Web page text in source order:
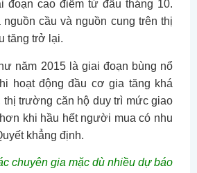
đoạn cao điểm từ đầu tháng 10.
cầu và nguồn cung trên thị
tăng trở lại.
năm 2015 là giai đoạn bùng nổ
hoạt động đầu cơ gia tăng khá
thị trường căn hộ duy trì mức giao
khi hầu hết người mua có nhu
khẳng định.
chuyên gia mặc dù nhiều dự báo